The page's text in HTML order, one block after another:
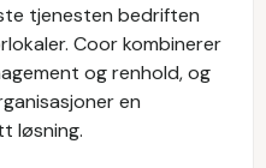
tjenesten bedriften
Coor kombinerer
og renhold, og
en
løsning.